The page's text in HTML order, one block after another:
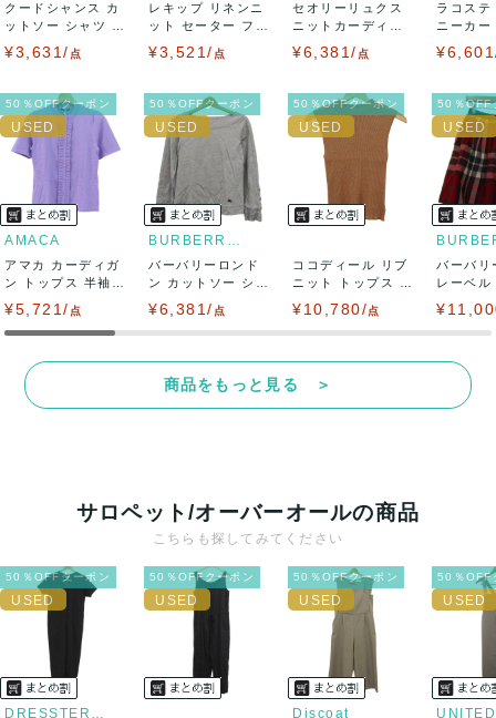
クードシャンス カ
ットソー シャツ 半
¥3,631/ 点
レキップ リネンニ
ット セーター フレ
¥3,521/ 点
セオリーリュクス
ニットカーディガ
¥6,381/ 点
ラコステ
ニーカ
50％OFFクーポン
AMACA
アマカ カーディガ
ン トップス 半袖
¥5,721/ 点
50％OFFクーポン
BURBERRY LONDON
バーバリーロンド
ン カットソー シャ
¥6,381/ 点
50％OFFクーポン
ココディール リブ
ニット トップス ノ
¥10,780/点
50％OFF
バーバリ
レーベル
商品をもっと見る ＞
サロペット/オーバーオールの商品
こちらも探してみてください
50％OFFクーポン
DRESSTERIOR
50％OFFクーポン 50％OFFクーポン
Discoat
50％OFF